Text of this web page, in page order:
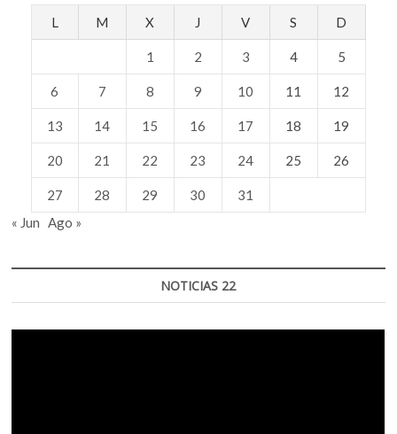
L M X J V S D
1 2 3 4 5
6 7 8 9 10 11 12
13 14 15 16 17 18 19
20 21 22 23 24 25 26
27 28 29 30
31
« Jun Ago »
NOTICIAS 22